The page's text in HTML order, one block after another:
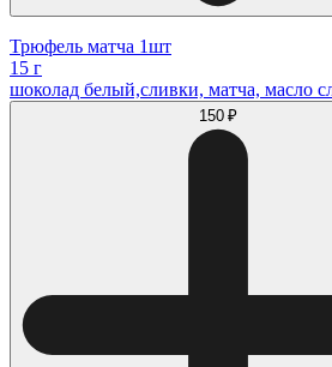
Трюфель матча 1шт
15 г
шоколад белый,сливки, матча, масло
150 ₽